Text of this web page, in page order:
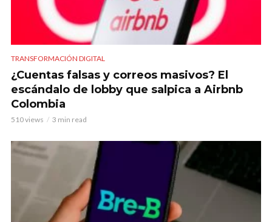
TRANSFORMACIÓN DIGITAL
¿Cuentas falsas y correos masivos? El
escándalo de lobby que salpica a Airbnb
Colombia
510 views 3 min read